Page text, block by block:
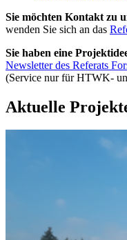
Sie möchten Kontakt zu
wenden Sie sich an das
Sie haben eine
Newsletter des Referats
(Service nur für HTWK-
Aktuelle